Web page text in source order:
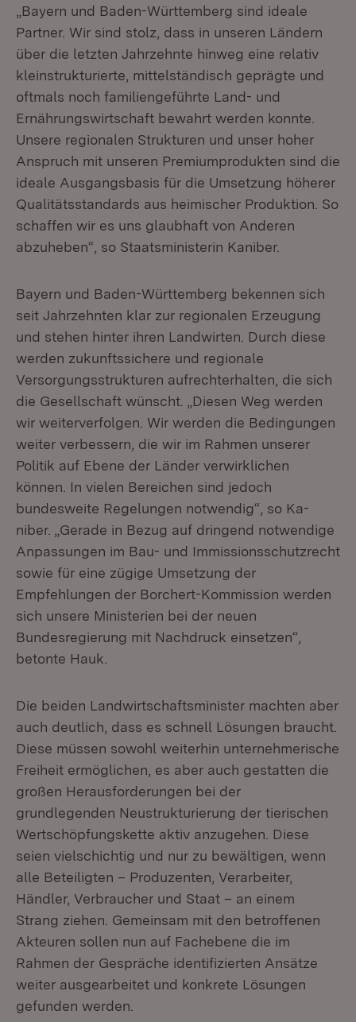
„Bayern und Baden-Württemberg sind ideale
Partner. Wir sind stolz, dass in unseren Ländern
über die letzten Jahrzehnte hinweg eine relativ
kleinstrukturierte, mittelständisch geprägte und
oftmals noch familiengeführte Land- und
Ernährungswirtschaft bewahrt werden konnte.
Unsere regionalen Strukturen und unser hoher
Anspruch mit unseren Premiumprodukten sind die
ideale Ausgangsbasis für die Umsetzung höherer
Qualitätsstandards aus heimischer Produktion. So
schaffen wir es uns glaubhaft von Anderen
abzuheben“, so Staatsministerin Kaniber.
Bayern und Baden-Württemberg bekennen sich
seit Jahrzehnten klar zur regionalen Erzeugung
und stehen hinter ihren Landwirten. Durch diese
werden zukunftssichere und regionale
Versorgungsstrukturen aufrechterhalten, die sich
die Gesellschaft wünscht. „Diesen Weg werden
wir weiterverfolgen. Wir werden die Bedingungen
weiter verbessern, die wir im Rahmen unserer
Politik auf Ebene der Länder verwirklichen
können. In vielen Bereichen sind jedoch
bundesweite Regelungen notwendig“, so Ka-
niber. „Gerade in Bezug auf dringend notwendige
Anpassungen im Bau- und Immissionsschutzrecht
sowie für eine zügige Umsetzung der
Empfehlungen der Borchert-Kommission werden
sich unsere Ministerien bei der neuen
Bundesregierung mit Nachdruck einsetzen“,
betonte Hauk.
Die beiden Landwirtschaftsminister machten aber
auch deutlich, dass es schnell Lösungen braucht.
Diese müssen sowohl weiterhin unternehmerische
Freiheit ermöglichen, es aber auch gestatten die
großen Herausforderungen bei der
grundlegenden Neustrukturierung der tierischen
Wertschöpfungskette aktiv anzugehen. Diese
seien vielschichtig und nur zu bewältigen, wenn
alle Beteiligten – Produzenten, Verarbeiter,
Händler, Verbraucher und Staat – an einem
Strang ziehen. Gemeinsam mit den betroffenen
Akteuren sollen nun auf Fachebene die im
Rahmen der Gespräche identifizierten Ansätze
weiter ausgearbeitet und konkrete Lösungen
gefunden werden.